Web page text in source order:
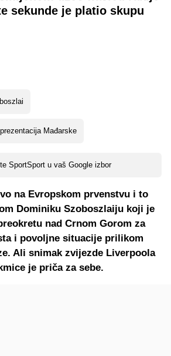
sekunde je platio skupu
Mađarske
SportSport u vaš Google izbor
na Evropskom prvenstvu i to
Dominiku Szoboszlaiju koji je
nad Crnom Gorom za
i povoljne situacije prilikom
Ali snimak zvijezde Liverpoola
je priča za sebe.